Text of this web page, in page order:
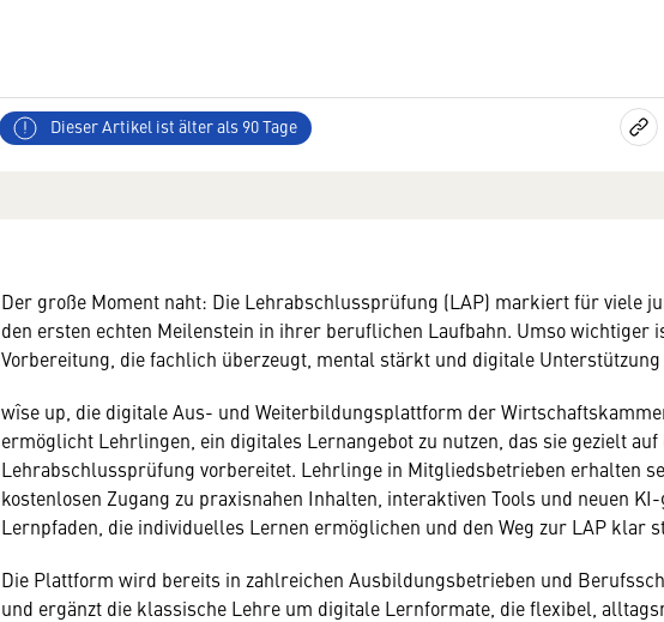
Dieser Artikel ist älter als 90 Tage
Der große Moment naht: Die Lehrabschlussprüfung (LAP) markiert für viele
den ersten echten Meilenstein in ihrer beruflichen Laufbahn. Umso wichtiger
Vorbereitung, die fachlich überzeugt, mental stärkt und digitale Unterstützung
wîse up, die digitale Aus- und Weiterbildungsplattform der
ermöglicht Lehrlingen, ein digitales Lernangebot zu nutzen, das sie gezielt auf
Lehrabschlussprüfung vorbereitet. Lehrlinge in Mitgliedsbetrieben erhalten
kostenlosen Zugang zu praxisnahen Inhalten, interaktiven Tools und neuen
Lernpfaden, die individuelles Lernen ermöglichen und den Weg zur LAP klar
Die Plattform wird bereits in zahlreichen Ausbildungsbetrieben und
und ergänzt die klassische Lehre um digitale Lernformate, die flexibel,